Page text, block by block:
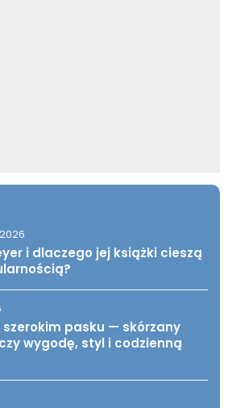
i dlaczego jej książki cieszą
pasku — skórzany
wygodę, styl i codzienną